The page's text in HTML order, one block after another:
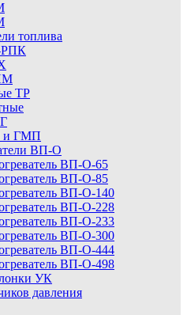
топлива
РПК
ТР
и ГМП
ВП-О
ВП-О-65
ВП-О-85
ВП-О-140
ВП-О-228
ВП-О-233
ВП-О-300
ВП-О-444
ВП-О-498
УК
давления